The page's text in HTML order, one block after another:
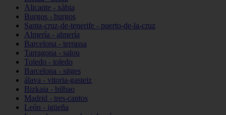
Alicante - xàbia
Burgos - burgos
Santa-cruz-de-tenerife - puerto-de-la-cruz
Almería - almería
Barcelona - terrassa
Tarragona - salou
Toledo - toledo
Barcelona - sitges
álava - vitoria-gasteiz
Bizkaia - bilbao
Madrid - tres-cantos
León - igüeña